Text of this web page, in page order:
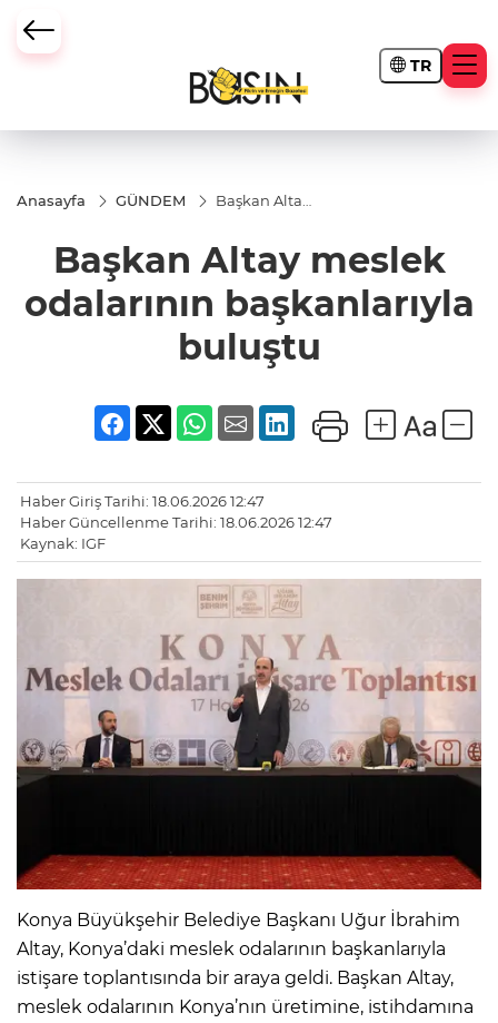
TR
Anasayfa GÜNDEM
Başkan Altay
başkanlarıyla
buluştu
Başkan Altay meslek
odalarının başkanlarıyla
buluştu
Haber Giriş Tarihi: 18.06.2026 12:47
Haber Güncellenme Tarihi: 18.06.2026 12:47
Kaynak: IGF
Konya Büyükşehir Belediye Başkanı Uğur İbrahim
Altay, Konya’daki meslek odalarının başkanlarıyla
istişare toplantısında bir araya geldi. Başkan Altay,
meslek odalarının Konya’nın üretimine, istihdamına